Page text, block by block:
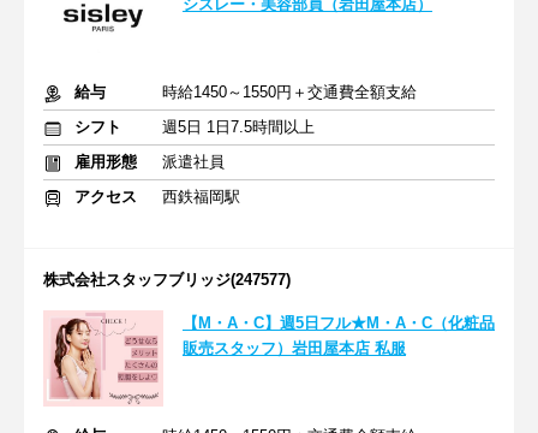
シスレー・美容部員（岩田屋本店）
給与
時給1450～1550円＋交通費全額支給
シフト
週5日 1日7.5時間以上
雇用形態
派遣社員
アクセス
西鉄福岡駅
株式会社スタッフブリッジ(247577)
【M・A・C】週5日フル★M・A・C（化粧品
販売スタッフ）岩田屋本店 私服